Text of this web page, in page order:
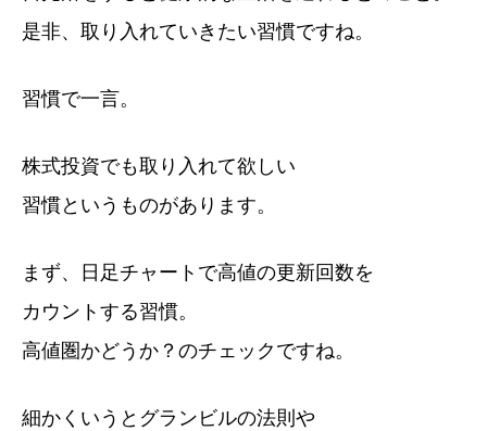
是非、取り入れていきたい習慣ですね。
習慣で一言。
株式投資でも取り入れて欲しい
習慣というものがあります。
まず、日足チャートで高値の更新回数を
カウントする習慣。
高値圏かどうか？のチェックですね。
細かくいうとグランビルの法則や